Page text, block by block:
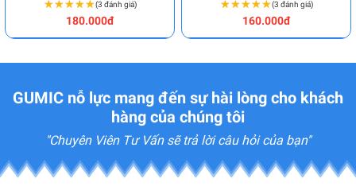
★★★★★
★★★★★(3 đánh giá)
180.000đ
★★★★★
★★★★★(3 đánh giá)
160.000đ
GUMIC nỗ lực mang đến sự hài lòng cho khách
hàng của chúng tôi
"Chuyên Viên Tư Vấn sẽ trả lời câu hỏi của bạn"